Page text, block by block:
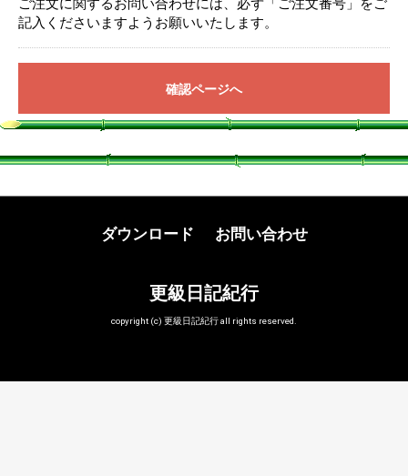
ご注文に関するお問い合わせには、必ず「ご注文番号」をご
記入くださいますようお願いいたします。
確認ページへ
ダウンロード お問い合わせ
更級日記紀行
copyright (c) 更級日記紀行 all rights reserved.